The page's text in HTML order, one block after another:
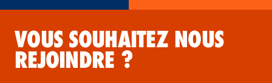
VOUS SOUHAITEZ NOUS
REJOINDRE ?